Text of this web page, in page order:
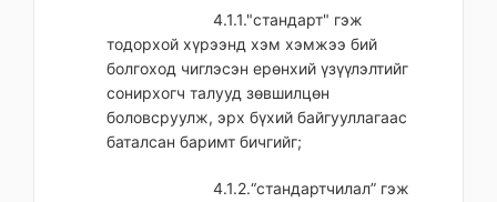
4.1.1."стандарт" гэж
тодорхой хүрээнд хэм хэмжээ бий
болгоход чиглэсэн ерөнхий үзүүлэлтийг
сонирхогч талууд зөвшилцөн
боловсруулж, эрх бүхий байгууллагаас
баталсан баримт бичгийг;
4.1.2.“стандартчилал” гэж